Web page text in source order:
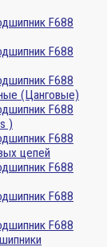
(Цанговые)
)
цепей